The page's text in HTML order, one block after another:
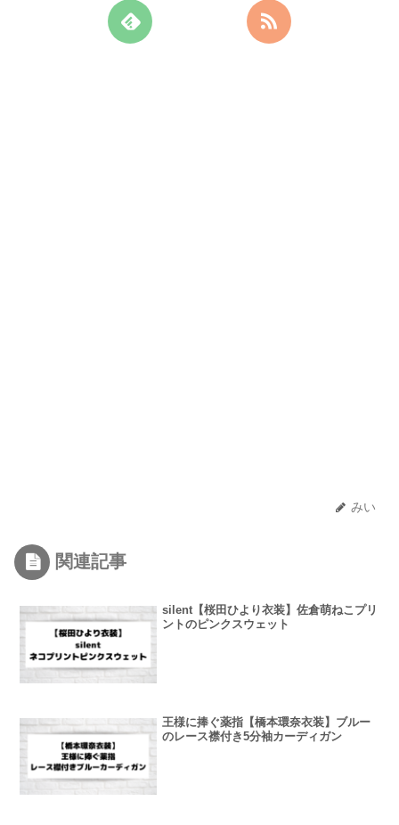
みい
関連記事
silent【桜田ひより衣装】佐倉萌ねこプリ
ントのピンクスウェット
王様に捧ぐ薬指【橋本環奈衣装】ブルー
のレース襟付き5分袖カーディガン